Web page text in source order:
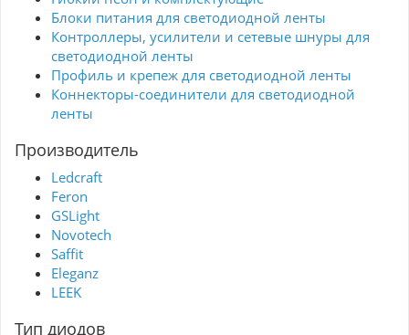
Блоки питания для светодиодной ленты
Контроллеры, усилители и сетевые шнуры для
светодиодной ленты
Профиль и крепеж для светодиодной ленты
Коннекторы-соединители для светодиодной
ленты
Производитель
Ledcraft
Feron
GSLight
Novotech
Saffit
Eleganz
LEEK
Тип диодов